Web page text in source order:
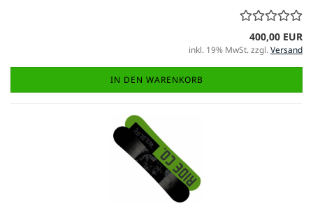
400,00 EUR
inkl. 19% MwSt. zzgl.Versand
IN DEN WARENKORB